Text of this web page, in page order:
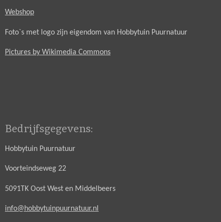
Webshop
Foto`s met logo zijn eigendom van Hobbytuin Puurnatuur
Pictures by Wikimedia Commons
Bedrijfsgegevens:
Hobbytuin Puurnatuur
Voorteindseweg 22
5091TK Oost West en Middelbeers
info@hobbytuinpuurnatuur.nl